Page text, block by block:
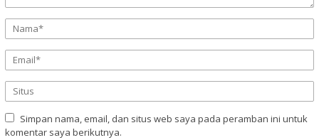
Simpan nama, email, dan situs web saya pada peramban ini untuk
komentar saya berikutnya.